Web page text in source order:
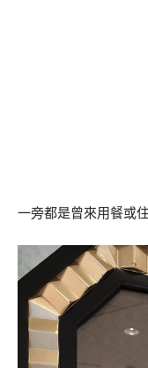
一旁都是曾來用餐或